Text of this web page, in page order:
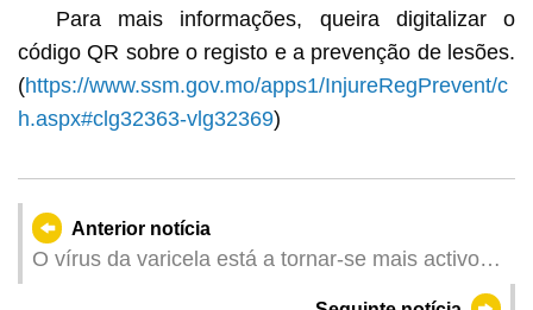
Para mais informações, queira digitalizar o
código QR sobre o registo e a prevenção de lesões.
(https://www.ssm.gov.mo/apps1/InjureRegPrevent/c
h.aspx#clg32363-vlg32369)
Anterior notícia
O vírus da varicela está a tornar-se mais activo